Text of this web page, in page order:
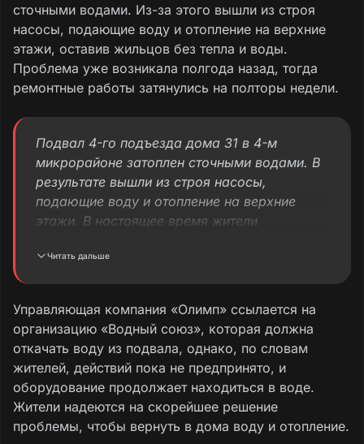
сточными водами. Из-за этого вышли из строя
насосы, подающие воду и отопление на верхние
этажи, оставив жильцов без тепла и воды.
Проблема уже возникала полгода назад, тогда
ремонтные работы затянулись на полторы недели.
Подвал 4-го подъезда дома 31 в 4-м
микрорайоне затоплен сточными водами. В
результате вышли из строя насосы,
подающие воду и отопление на верхние
этажи. В настоящее время жители
воды. Полгода назад ситуация уже
Управляющая компания «Олимп» ссылается
на «Водный союз» и ожидает, когда они
приедут и откачают воду, однако действий
от них пока нет, и в результате ожидания
оборудование оказалось затоплено. Просим
помочь разобраться в данной ситуации.
Читать дальше
Управляющая компания «Олимп» ссылается на
организацию «Водный союз», которая должна
откачать воду из подвала, однако, по словам
жителей, действий пока не предпринято, и
оборудование продолжает находиться в воде.
Жители надеются на скорейшее решение
проблемы, чтобы вернуть в дома воду и отопление.